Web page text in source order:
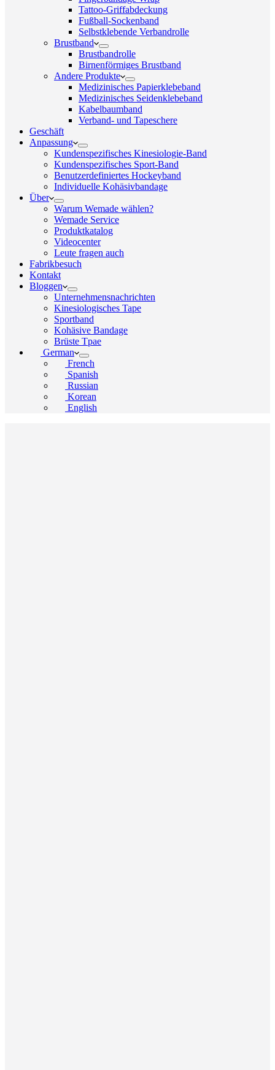
Tattoo-Griffabdeckung
Fußball-Sockenband
Selbstklebende Verbandrolle
Brustband
Brustbandrolle
Birnenförmiges Brustband
Andere Produkte
Medizinisches Papierklebeband
Medizinisches Seidenklebeband
Kabelbaumband
Verband- und Tapeschere
Geschäft
Anpassung
Kundenspezifisches Kinesiologie-Band
Kundenspezifisches Sport-Band
Benutzerdefiniertes Hockeyband
Individuelle Kohäsivbandage
Über
Warum Wemade wählen?
Wemade Service
Produktkatalog
Videocenter
Leute fragen auch
Fabrikbesuch
Kontakt
Bloggen
Unternehmensnachrichten
Kinesiologisches Tape
Sportband
Kohäsive Bandage
Brüste Tpae
German
French
Spanish
Russian
Korean
English